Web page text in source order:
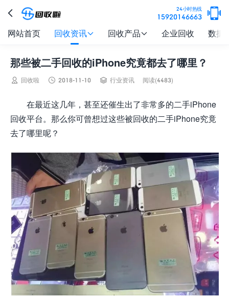
 24小时热线
15920146663 
网站首页 回收资讯 回收产品 企业回收 数据
那些被二手回收的iPhone究竟都去了哪里？
 回收啦  2018-11-10  行业资讯 阅读(4483)
在最近这几年，甚至还催生出了非常多的二手iPhone
回收平台。那么你可曾想过这些被回收的二手iPhone究竟
去了哪里呢？